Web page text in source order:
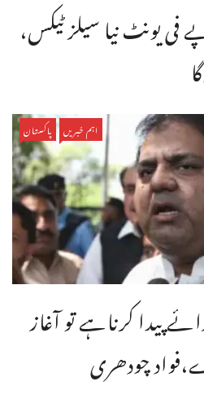
روپے فی یونٹ نیا سیلز ٹیکس،
اہم خبریں پاکستان
پیدا کرناہے تو آغاز
چودھری